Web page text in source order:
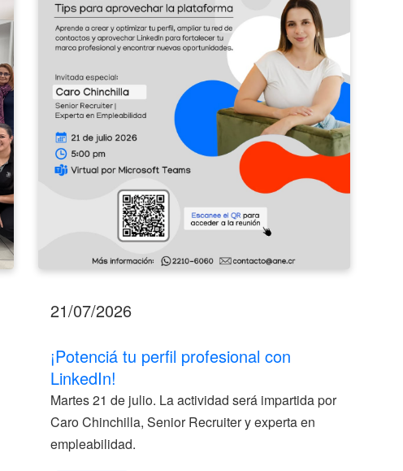
con
LinkedIn!
21/07/2026
¡Potenciá tu perfil profesional con
LinkedIn!
Martes 21 de julio. La actividad será impartida por
Caro Chinchilla, Senior Recruiter y experta en
empleabilidad.